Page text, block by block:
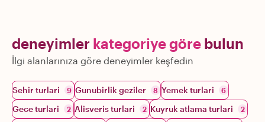
deneyimler kategoriye göre bulun
İlgi alanlarınıza göre deneyimler keşfedin
Sehir turlari 9 Gunubirlik geziler 8 Yemek turlari 6
Gece turlari 2 Alisveris turlari 2 Kuyruk atlama turlari 2